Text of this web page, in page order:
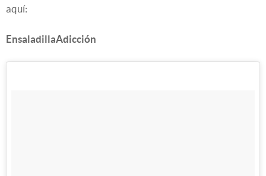
aquí:
EnsaladillaAdicción